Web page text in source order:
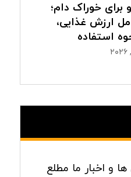
برای خوراک دام؛
ارزش غذایی،
استفاده
و اخبار ما مطلع